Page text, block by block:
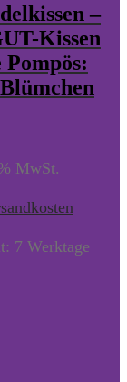
–
Kissen
Pompös:
MwSt.
7 Werktage